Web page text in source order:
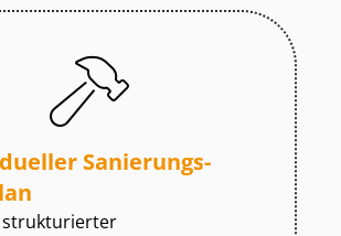
Sa­nie­rungs­
strukturierter